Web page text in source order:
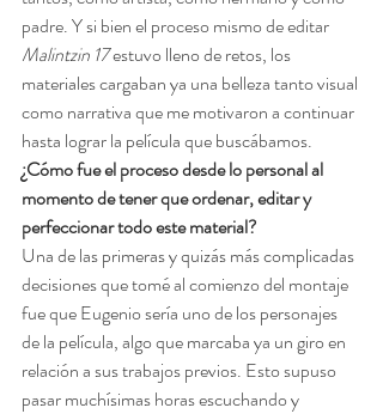
padre. Y si bien el proceso mismo de editar
Malintzin 17 estuvo lleno de retos, los
materiales cargaban ya una belleza tanto visual
como narrativa que me motivaron a continuar
hasta lograr la película que buscábamos.
¿Cómo fue el proceso desde lo personal al
momento de tener que ordenar, editar y
perfeccionar todo este material?
Una de las primeras y quizás más complicadas
decisiones que tomé al comienzo del montaje
fue que Eugenio sería uno de los personajes
de la película, algo que marcaba ya un giro en
relación a sus trabajos previos. Esto supuso
pasar muchísimas horas escuchando y